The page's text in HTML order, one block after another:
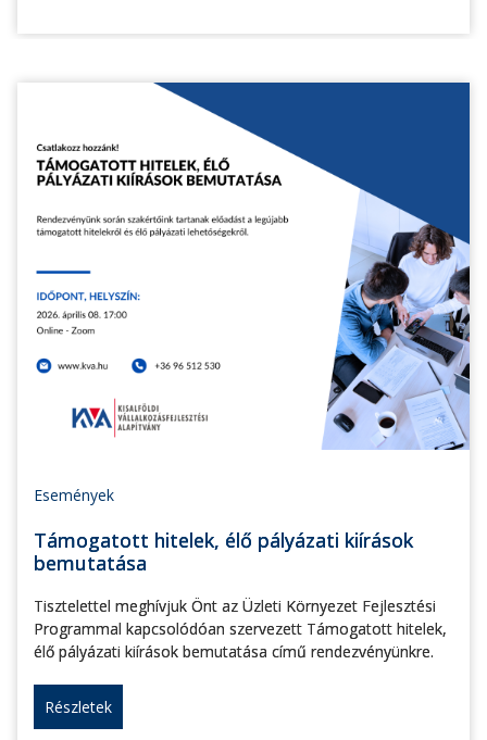
Események
Támogatott hitelek, élő pályázati kiírások
bemutatása
Tisztelettel meghívjuk Önt az Üzleti Környezet Fejlesztési
Programmal kapcsolódóan szervezett Támogatott hitelek,
élő pályázati kiírások bemutatása című rendezvényünkre.
Részletek